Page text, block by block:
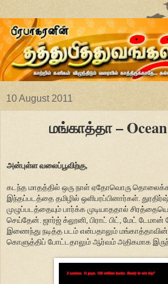
10 August 2011
மங்காத்தா –
அன்புள்ள வலைப்பூவிற்கு,
கடந்த மாதத்தில் ஒரு நாள் ஏதோவொரு
இந்தப்படத்தை தமிழில் ஒளிபரப்பினார்கள்.
முழுப்படத்தையும் பார்க்க முடியாததால்
செய்தேன். ஜார்ஜ் க்லூனி, பிராட் பிட், மேட் டேமான்
இணைந்து நடித்த படம் என்பதாலும் மங்காத்தாவின்
கொளுத்திப் போட்டதாலும் ஆர்வம் அதிகமாக